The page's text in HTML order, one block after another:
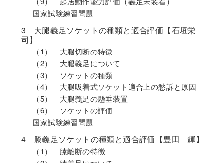
国家試験練習問題
3 大腿義足ソケットの種類と適合評価【石垣栄
司】
（1） 大腿切断の特徴
（2） 大腿義足について
（3） ソケットの種類
（4） 大腿吸着式ソケット適合上の愁訴と原因
（5） 大腿義足の懸垂装置
（6） ソケットの評価
国家試験練習問題
4 膝義足ソケットの種類と適合評価【豊田 輝】
（1） 膝離断の特徴